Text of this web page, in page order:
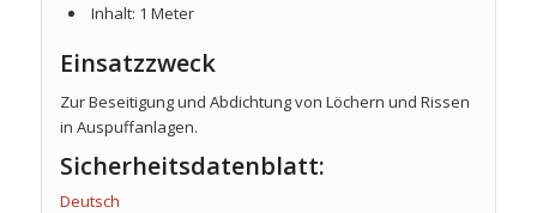
Inhalt: 1 Meter
Einsatzzweck
Zur Beseitigung und Abdichtung von Löchern und Rissen
in Auspuffanlagen.
Sicherheitsdatenblatt:
Deutsch